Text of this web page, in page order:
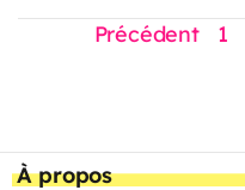
Précédent 1
À propos